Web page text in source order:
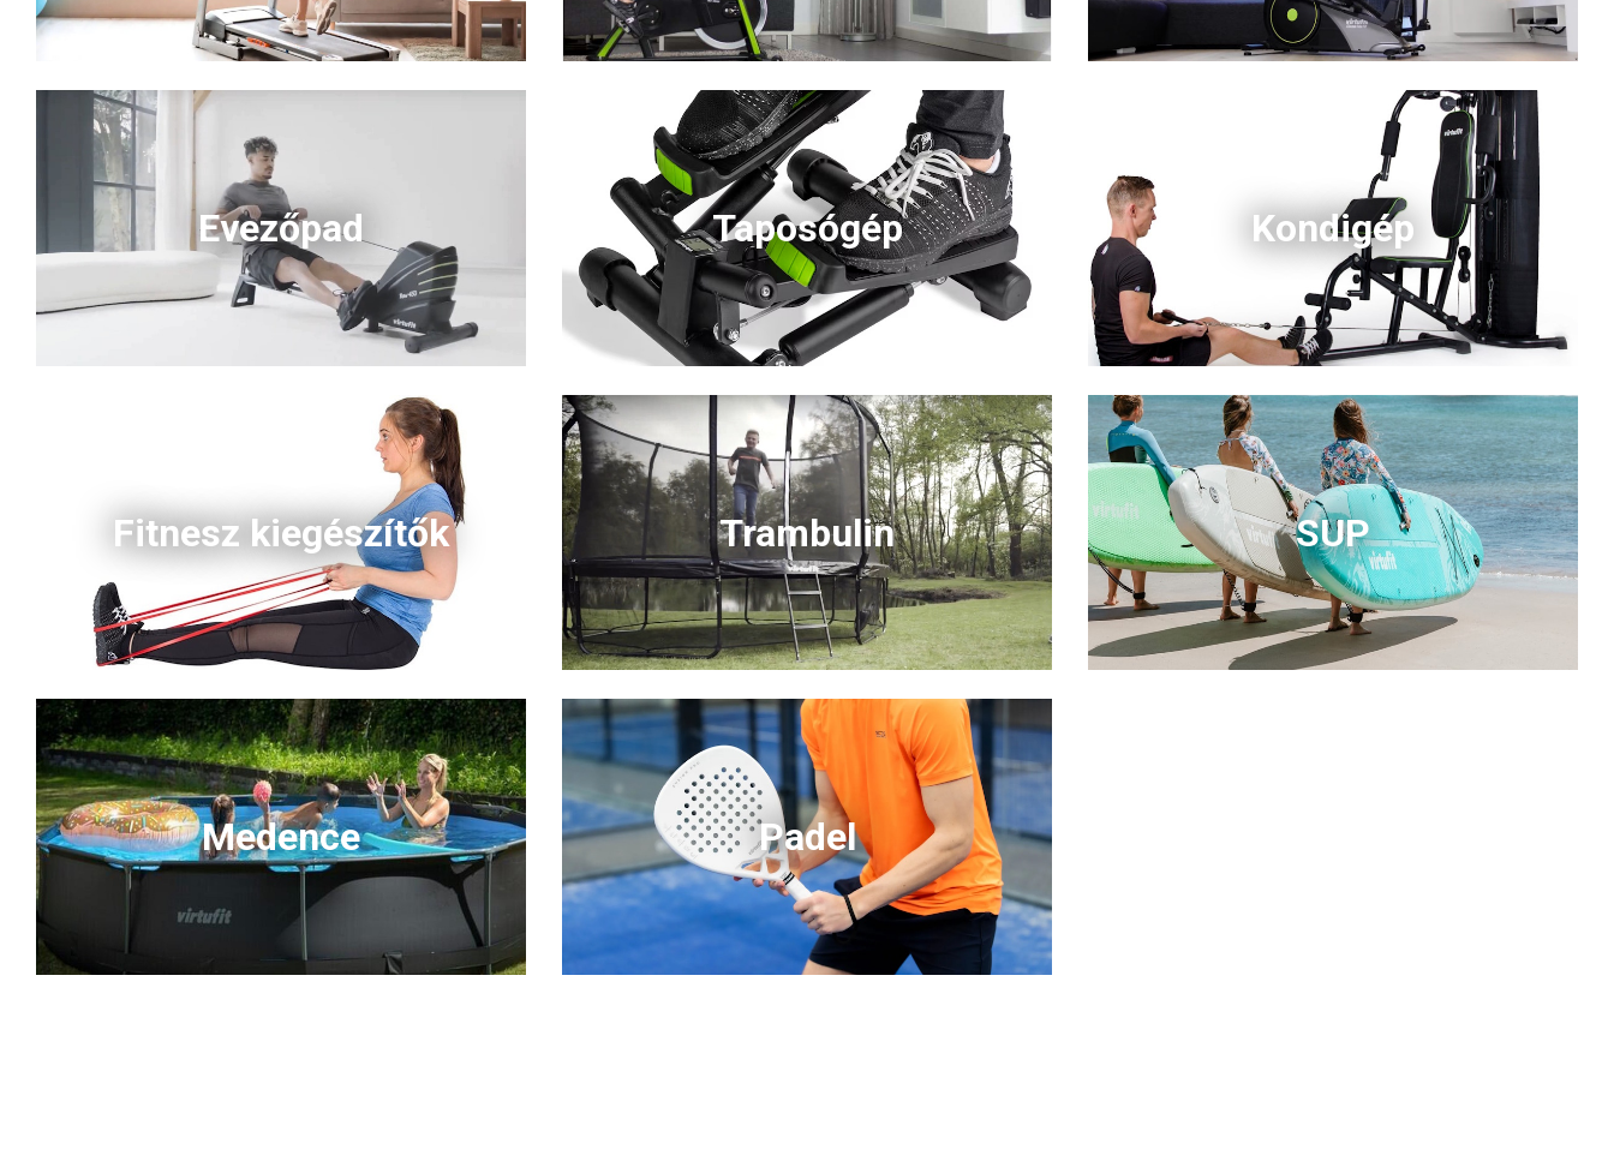
Evezőpad Taposógép Kondigép
Fitnesz kiegészítők Trambulin SUP
Medence Padel